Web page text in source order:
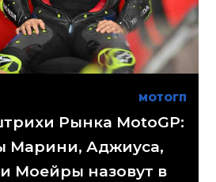
МОТОГП
Рынка MotoGP:
Марини, Аджиуса,
Моейры назовут в